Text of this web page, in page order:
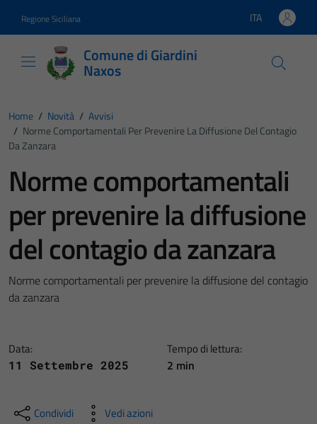
Regione Siciliana Lingua attiva:
ITA
Comune di Giardini
Naxos
Home / Novità / Avvisi
/ Norme Comportamentali Per Prevenire La Diffusione Del Contagio
Da Zanzara
Norme comportamentali
per prevenire la diffusione
del contagio da zanzara
Norme comportamentali per prevenire la diffusione del contagio
da zanzara
Data:
11 Settembre 2025
Tempo di lettura:
2 min
Condividi Vedi azioni